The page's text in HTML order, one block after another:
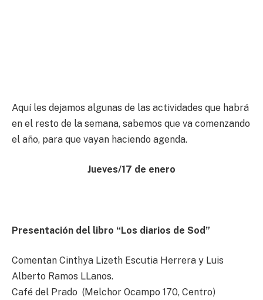
Aquí les dejamos algunas de las actividades que habrá
en el resto de la semana, sabemos que va comenzando
el año, para que vayan haciendo agenda.
Jueves/17 de enero
Presentación del libro “Los diarios de Sod”
Comentan Cinthya Lizeth Escutia Herrera y Luis
Alberto Ramos LLanos.
Café del Prado (Melchor Ocampo 170, Centro)